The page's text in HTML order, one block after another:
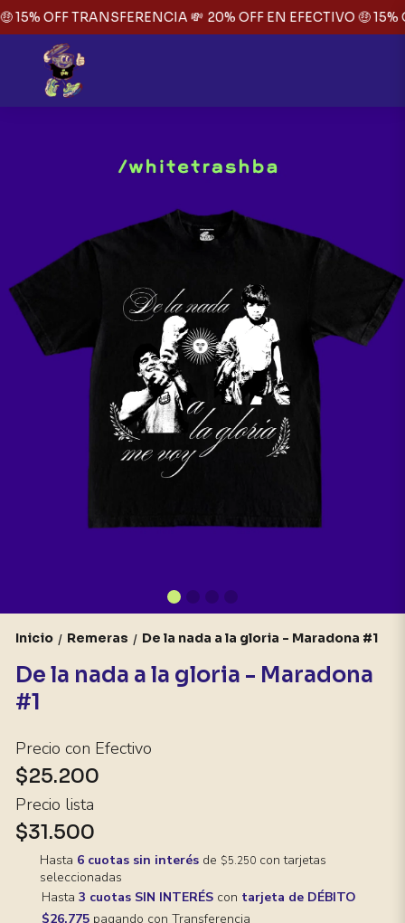
15% OFF TRANSFERENCIA 💸 20% OFF EN EFECTIVO 🤑 15%
Inicio / Remeras / De la nada a la gloria - Maradona #1
De la nada a la gloria - Maradona
#1
Precio con Efectivo
$25.200
Precio lista
$31.500
Hasta 6 cuotas sin interés de $5.250 con tarjetas
seleccionadas
Hasta 3 cuotas SIN INTERÉScon tarjeta de DÉBITO
$26.775pagando con Transferencia